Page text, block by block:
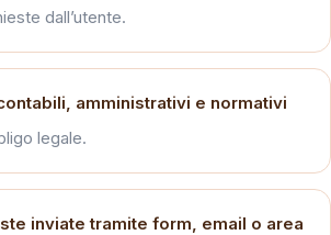
dall’utente.
amministrativi e normativi
legale.
inviate tramite form, email o area